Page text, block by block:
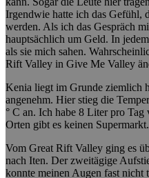
Irgendwie hatte ich das Gefühl,
werden. Als ich das Gespräch
hauptsächlich um Geld. In
als sie mich sahen.
Rift Valley in Give Me Valley
Kenia liegt im Grunde ziemlich
angenehm. Hier stieg die
° C an. Ich habe 8 Liter pro Tag
Orten gibt es keinen Supermarkt.
Vom Great Rift Valley ging es
nach Iten. Der zweitägige
konnte meinen Augen fast nicht